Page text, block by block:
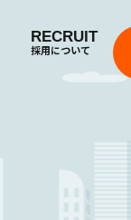
RECRUIT
採用について